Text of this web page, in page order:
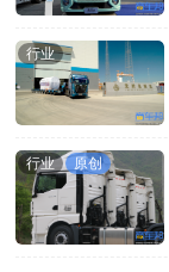
行业
行业 原创